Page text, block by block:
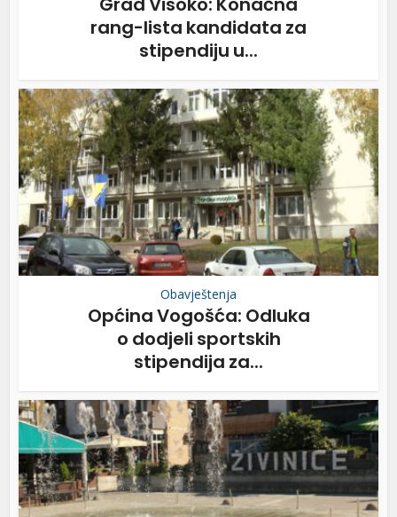
rang-lista kandidata za
stipendiju u...
Obavještenja
Općina Vogošća: Odluka
o dodjeli sportskih
stipendija za...